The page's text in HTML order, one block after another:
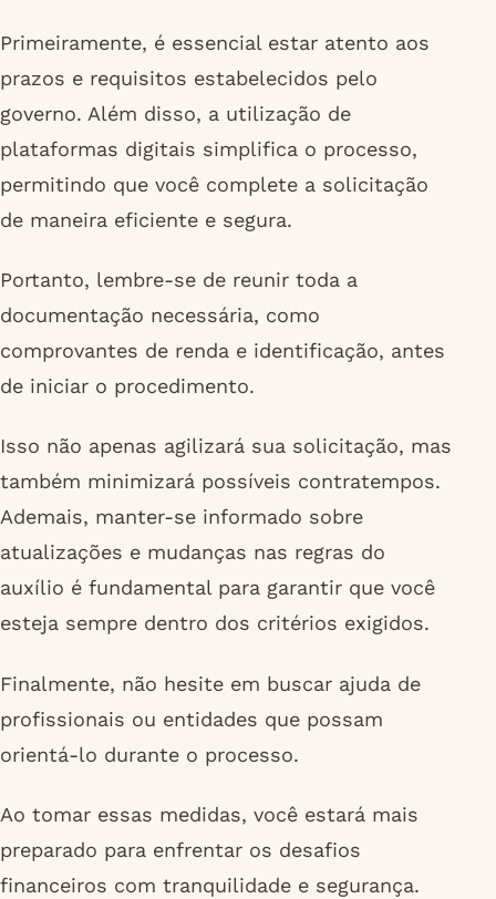
Primeiramente, é essencial estar atento aos
prazos e requisitos estabelecidos pelo
governo. Além disso, a utilização de
plataformas digitais simplifica o processo,
permitindo que você complete a solicitação
de maneira eficiente e segura.
Portanto, lembre-se de reunir toda a
documentação necessária, como
comprovantes de renda e identificação, antes
de iniciar o procedimento.
Isso não apenas agilizará sua solicitação, mas
também minimizará possíveis contratempos.
Ademais, manter-se informado sobre
atualizações e mudanças nas regras do
auxílio é fundamental para garantir que você
esteja sempre dentro dos critérios exigidos.
Finalmente, não hesite em buscar ajuda de
profissionais ou entidades que possam
orientá-lo durante o processo.
Ao tomar essas medidas, você estará mais
preparado para enfrentar os desafios
financeiros com tranquilidade e segurança.